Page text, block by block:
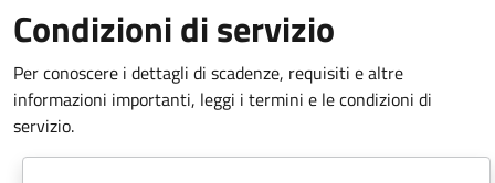
Condizioni di servizio
Per conoscere i dettagli di scadenze, requisiti e altre
informazioni importanti, leggi i termini e le condizioni di
servizio.
Document